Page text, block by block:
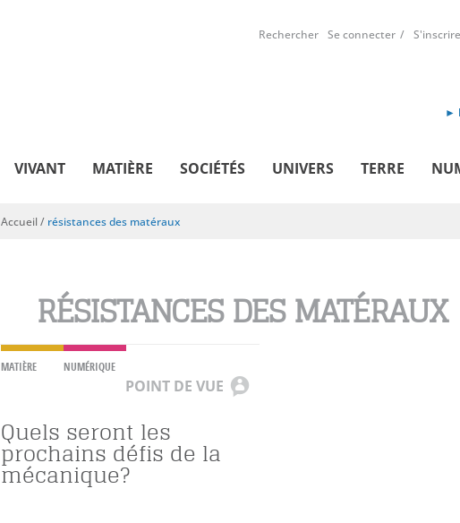
Rechercher Se connecter S'inscrire
►
VIVANT MATIÈRE SOCIÉTÉS UNIVERS TERRE
Vous êtes ici
Accueil/ résistances des matéraux
RÉSISTANCES DES MATÉRAUX
MATIÈRE NUMÉRIQUE
POINT DE VUE
Quels seront les
prochains défis de la
mécanique?